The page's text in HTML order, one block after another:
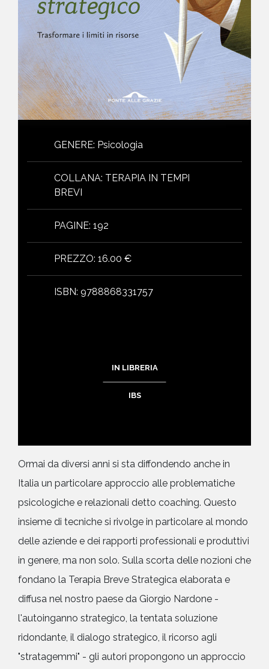
GENERE: Psicologia
COLLANA: TERAPIA IN TEMPI
BREVI
PAGINE: 192
PREZZO: 16.00 €
ISBN: 9788868331757
IN LIBRERIA
IBS
Ormai da diversi anni si sta diffondendo anche in
Italia un particolare approccio alle problematiche
psicologiche e relazionali detto coaching. Questo
insieme di tecniche si rivolge in particolare al mondo
delle aziende e dei rapporti professionali e produttivi
in genere, ma non solo. Sulla scorta delle nozioni che
fondano la Terapia Breve Strategica elaborata e
diffusa nel nostro paese da Giorgio Nardone -
l'autoinganno strategico, la tentata soluzione
ridondante, il dialogo strategico, il ricorso agli
"stratagemmi" - gli autori propongono un approccio